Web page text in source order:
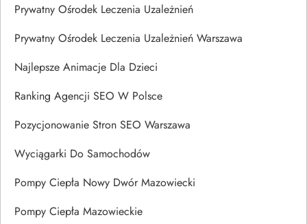
Prywatny Ośrodek Leczenia Uzależnień
Prywatny Ośrodek Leczenia Uzależnień Warszawa
Najlepsze Animacje Dla Dzieci
Ranking Agencji SEO W Polsce
Pozycjonowanie Stron SEO Warszawa
Wyciągarki Do Samochodów
Pompy Ciepła Nowy Dwór Mazowiecki
Pompy Ciepła Mazowieckie